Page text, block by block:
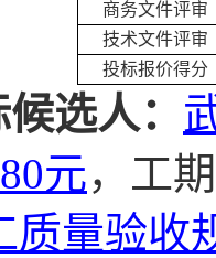
商务文件评审
技术文件评审
投标报价得分
选人：
元，工
质量验